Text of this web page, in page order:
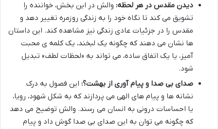
دیدن مقدس در هر لحظه: والش در این بخش، خواننده را
تشویق می کند تا نگاه خود را به زندگی روزمره تغییر دهد و
مقدس را در جزئیات عادی زندگی نیز مشاهده کند. این داستان
ها نشان می دهند که چگونه یک لبخند، یک کلمه ی محبت
آمیز، یا یک اتفاق ساده، می تواند به «لحظات لطف» تبدیل
شود.
صدای بی صدا و پیام آوری از بهشت؟: این فصول به درک
نشانه ها و پیام های الهی می پردازند که به شکل شهود، رویا،
یا احساسات درونی به انسان می رسند. والش توضیح می دهد
که چگونه می توان به این صدای بی صدا گوش داد و پیام